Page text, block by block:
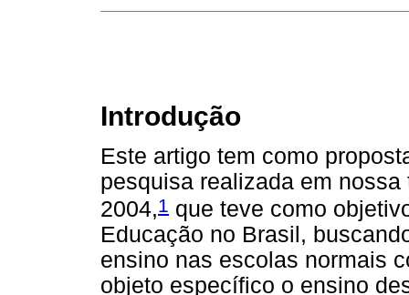
Introdução
Este artigo tem como
pesquisa realizada em
2004,1 que teve como
Educação no Brasil,
ensino nas escolas normais
objeto específico o ensino